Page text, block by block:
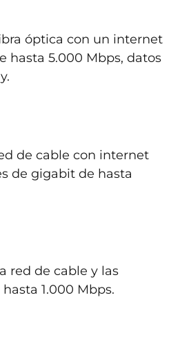
óptica con un internet
hasta 5.000 Mbps, datos
de cable con internet
de gigabit de hasta
red de cable y las
1.000 Mbps.